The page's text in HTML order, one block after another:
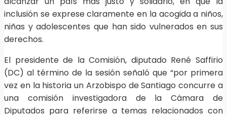
inclusión se exprese claramente en la acogida a niños,
niñas y adolescentes que han sido vulnerados en sus
derechos.
El presidente de la Comisión, diputado René Saffirio
(DC) al término de la sesión señaló que “por primera
vez en la historia un Arzobispo de Santiago concurre a
una comisión investigadora de la Cámara de
Diputados para referirse a temas relacionados con